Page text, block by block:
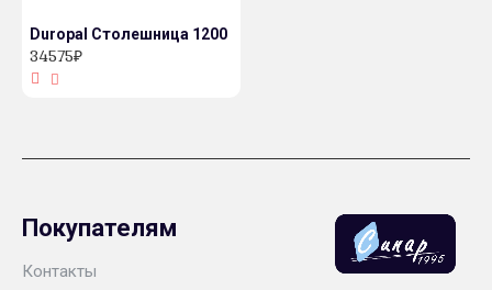
Duropal Столешница 1200
34575₽
Покупателям
Контакты